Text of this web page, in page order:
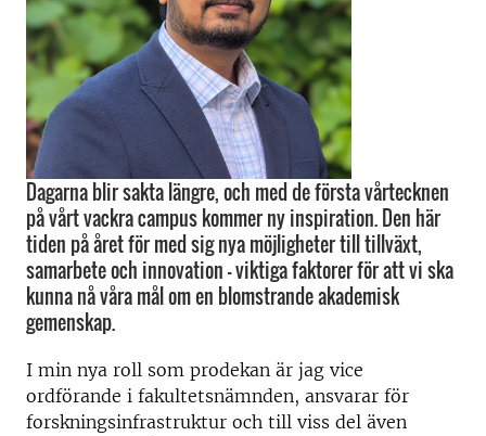
Dagarna blir sakta längre, och med de första vårtecknen
på vårt vackra campus kommer ny inspiration. Den här
tiden på året för med sig nya möjligheter till tillväxt,
samarbete och innovation – viktiga faktorer för att vi ska
kunna nå våra mål om en blomstrande akademisk
gemenskap.
I min nya roll som prodekan är jag vice
ordförande i fakultetsnämnden, ansvarar för
forskningsinfrastruktur och till viss del även